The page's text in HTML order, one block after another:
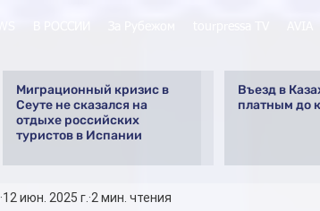
Миграционный кризис в
Сеуте не сказался на
отдыхе российских
туристов в Испании
Въезд в
платным до
12 июн. 2025 г. 2 мин. чтения